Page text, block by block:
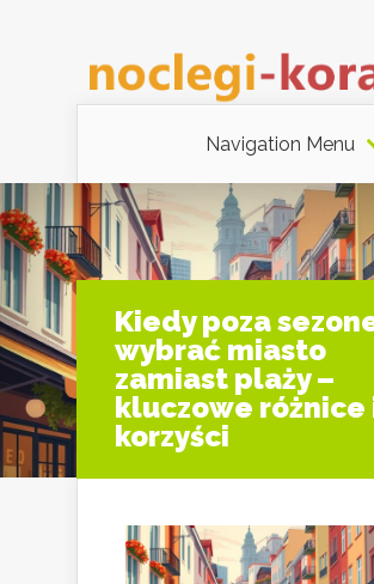
Navigation Menu
Kiedy poza
wybrać miasto
zamiast plaży –
kluczowe różnice
korzyści